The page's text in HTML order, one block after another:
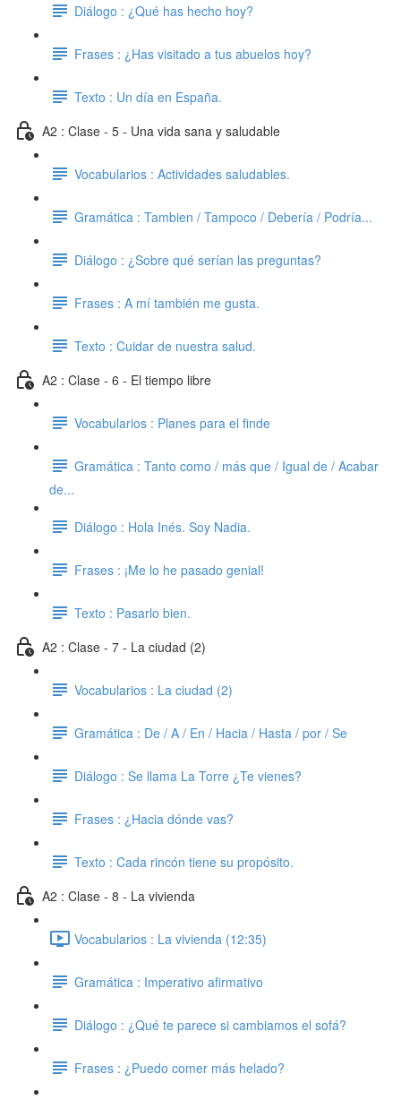
Diálogo : ¿Qué has hecho hoy?
Frases : ¿Has visitado a tus abuelos hoy?
Texto : Un día en España.
A2 : Clase - 5 - Una vida sana y saludable
Vocabularios : Actividades saludables.
Gramática : Tambien / Tampoco / Debería / Podría...
Diálogo : ¿Sobre qué serían las preguntas?
Frases : A mí también me gusta.
Texto : Cuidar de nuestra salud.
A2 : Clase - 6 - El tiempo libre
Vocabularios : Planes para el finde
Gramática : Tanto como / más que / Igual de / Acabar
de...
Diálogo : Hola Inés. Soy Nadia.
Frases : ¡Me lo he pasado genial!
Texto : Pasarlo bien.
A2 : Clase - 7 - La ciudad (2)
Vocabularios : La ciudad (2)
Gramática : De / A / En / Hacia / Hasta / por / Se
Diálogo : Se llama La Torre ¿Te vienes?
Frases : ¿Hacia dónde vas?
Texto : Cada rincón tiene su propósito.
A2 : Clase - 8 - La vivienda
Vocabularios : La vivienda (12:35)
Gramática : Imperativo afirmativo
Diálogo : ¿Qué te parece si cambiamos el sofá?
Frases : ¿Puedo comer más helado?